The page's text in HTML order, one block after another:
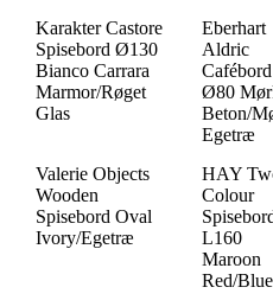
Karakter Castore
Spisebord Ø130
Bianco Carrara
Marmor/Røget
Glas
Eberhart
Aldric
Cafébord
Ø80
Beton/
Egetræ
Valerie Objects
Wooden
Spisebord Oval
Ivory/Egetræ
HAY
Colour
L160
Maroon
Red/Blue